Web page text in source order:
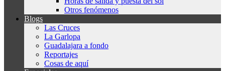
Otros fenómenos
Blogs
Las Cruces
La Garlopa
Guadalajara a fondo
Reportajes
Cosas de aquí